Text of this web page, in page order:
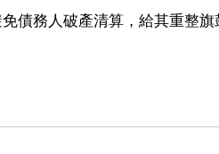
債務人破產清算，給其重整